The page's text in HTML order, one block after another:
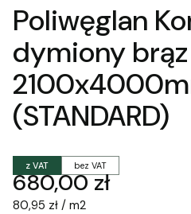
Poliwęglan
dymiony
(STANDARD)
z VAT bez VAT
Cena
680,00 zł
80,95 zł / m2